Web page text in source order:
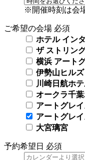
※開催時刻は会
ご希望の会場 必須
ホテル イン
ザ ストリン
横浜 アート
伊勢山ヒルズ
川崎日航ホ
オークラ千
アートグレ
アートグレ
大宮璃宮
予約希望日 必須